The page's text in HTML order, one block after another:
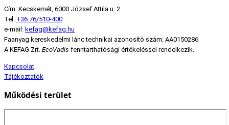
Cím: Kecskemét, 6000 József Attila u. 2.
Tel. +36 76/510-400
e-mail: kefag@kefag.hu
Faanyag kereskedelmi lánc technikai azonosító szám: AA0150286
A KEFAG Zrt. EcoVadis fenntarthatósági értékeléssel rendelkezik.
Kapcsolat
Tájékoztatók
Működési terület